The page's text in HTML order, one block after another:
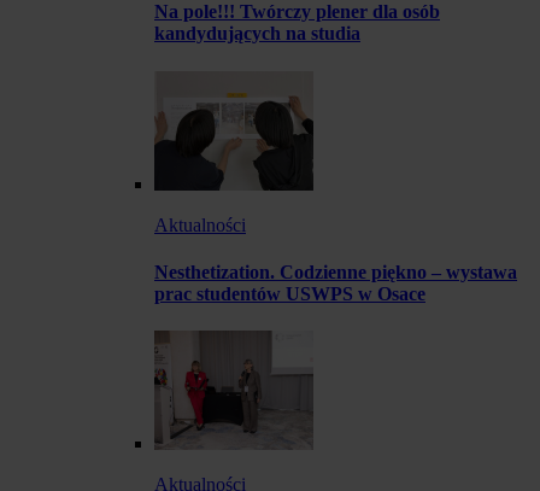
Na pole!!! Twórczy plener dla osób
kandydujących na studia
Aktualności
Nesthetization. Codzienne piękno – wystawa
prac studentów USWPS w Osace
Aktualności